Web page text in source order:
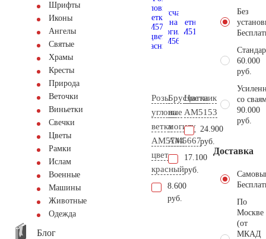
Шрифты
Иконы
Ангелы
Святые
Храмы
Кресты
Природа
Веточки
Виньетки
Свечки
Цветы
Рамки
Ислам
Военные
Машины
Животные
Одежда
Блог
Розы
угловые
ветка
AM5744
цвет
красный
8.600
руб.
Брусчатка
на
могилу
AM5667
17.100
руб.
Цветник
AM5153
24.900
руб.
Без
60.000
руб.
со
90.000
руб.
Доставка
По
Москве
(от
МКАД